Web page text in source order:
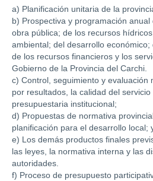
a) Planificación unitaria de la
b) Prospectiva y programación
obra pública; de los recursos
ambiental; del desarrollo
de los recursos financieros y los
Gobierno de la Provincia del Carchi.
c) Control, seguimiento y evaluación
por resultados, la calidad del
presupuestaria institucional;
d) Propuestas de normativa
planificación para el desarrollo local;
e) Los demás productos finales
las leyes, la normativa interna y las
autoridades.
f) Proceso de presupuesto